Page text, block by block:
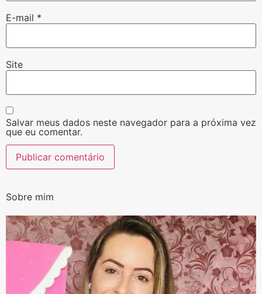
E-mail *
Site
Salvar meus dados neste navegador para a próxima vez
que eu comentar.
Sobre mim